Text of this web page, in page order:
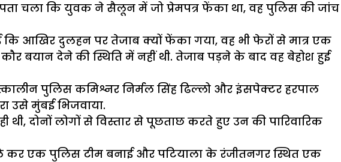
चला कि युवक ने सैलून में जो प्रेमपत्र फेंका था, वह पुलिस की जांच
कि आखिर दुलहन पर तेजाब क्यों फेंका गया, वह भी फेरों से मात्र एक
बयान देने की स्थिति में नहीं थी. तेजाब पड़ने के बाद वह बेहोश हुई
पुलिस कमिश्नर निर्मल सिंह ढिल्लो और इंसपेक्टर हरपाल
उसे मुंबई भिजवाया.
थी, दोनों लोगों से विस्तार से पूछताछ करते हुए उन की पारिवारिक
कर एक पुलिस टीम बनाई और पटियाला के रंजीतनगर स्थित एक